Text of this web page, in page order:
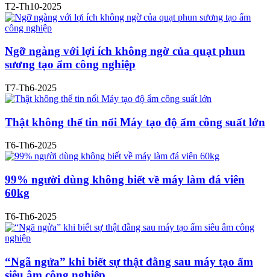
T2-Th10-2025
Ngỡ ngàng với lợi ích không ngờ của quạt phun
sương tạo ẩm công nghiệp
T7-Th6-2025
Thật không thể tin nổi Máy tạo độ ẩm công suất lớn
T6-Th6-2025
99% người dùng không biết về máy làm đá viên
60kg
T6-Th6-2025
“Ngã ngửa” khi biết sự thật đằng sau máy tạo ẩm